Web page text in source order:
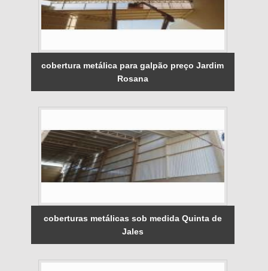
cobertura metálica para galpão preço Jardim
Rosana
coberturas metálicas sob medida Quinta de
Jales